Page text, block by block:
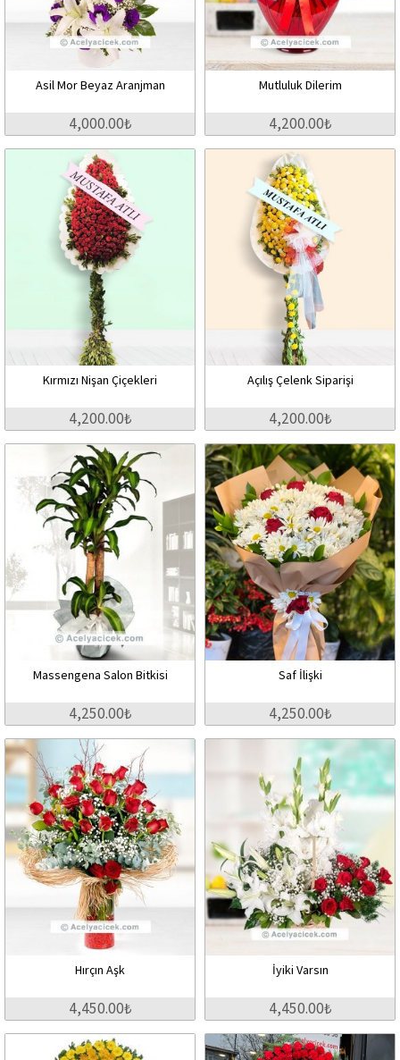
Asil Mor Beyaz Aranjman
4,000.00₺
Mutluluk Dilerim
4,200.00₺
Kırmızı Nişan Çiçekleri
4,200.00₺
Açılış Çelenk Siparişi
4,200.00₺
Massengena Salon Bitkisi
4,250.00₺
Saf İlişki
4,250.00₺
Hırçın Aşk
4,450.00₺
İyiki Varsın
4,450.00₺